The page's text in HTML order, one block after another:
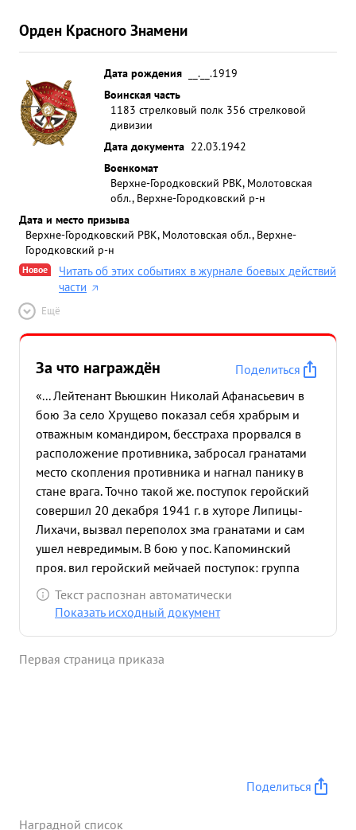
Орден Красного Знамени
Дата рождения
__.__.1919
Воинская часть
1183 стрелковый полк 356 стрелковой
дивизии
Дата документа 22.03.1942
Военкомат
Верхне-Городковский РВК, Молотовская
обл., Верхне-Городковский р-н
Дата и место призыва
Верхне-Городковский РВК, Молотовская обл., Верхне-
Городковский р-н
Новое
Читать об этих событиях в журнале боевых действий
части
Ещё
За что награждён
Поделиться
«... Лейтенант Вьюшкин Николай Афанасьевич в
бою За село Хрущево показал себя храбрым и
отважным командиром, бесстраха прорвался в
расположение противника, забросал гранатами
место скопления противника и нагнал панику в
стане врага. Точно такой же. поступок геройский
совершил 20 декабря 1941 г. в хуторе Липицы-
Лихачи, вызвал переполох зма гранатами и сам
ушел невредимым. В бою у пос. Капоминский
проя. вил геройский мейчаей поступок: группа
фашистов под прикрытием минометного и
пулеметного огня пыталась ворваться в место
Крашистов, направив на них огонь ручного
Текст распознан автоматически
Показать исходный документ
Первая страница приказа
Поделиться
Наградной список